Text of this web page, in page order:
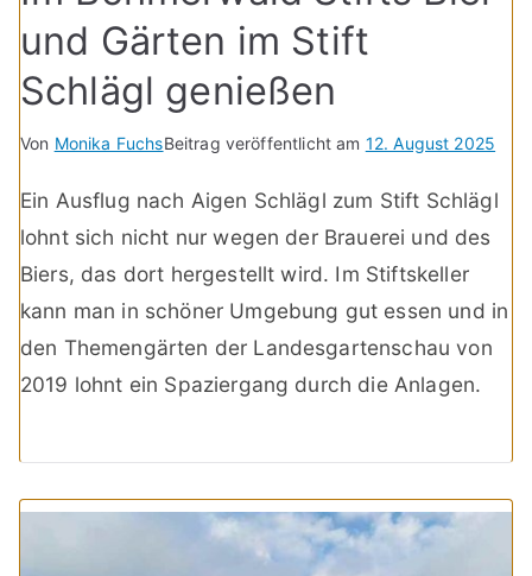
und Gärten im Stift
Schlägl genießen
Von Monika FuchsBeitrag veröffentlicht am 12. August 2025
Ein Ausflug nach Aigen Schlägl zum Stift Schlägl
lohnt sich nicht nur wegen der Brauerei und des
Biers, das dort hergestellt wird. Im Stiftskeller
kann man in schöner Umgebung gut essen und in
den Themengärten der Landesgartenschau von
2019 lohnt ein Spaziergang durch die Anlagen.